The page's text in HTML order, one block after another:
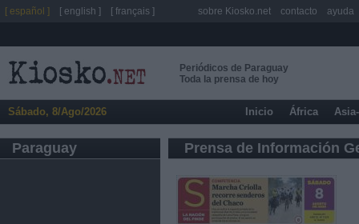
Periódicos de Paraguay
Toda la prensa de hoy
Sábado, 8/Ago/2026 Inicio África
Paraguay Prensa de Información
[ español ] [ english ] [ français ] sobre Kiosko.net contacto ayuda